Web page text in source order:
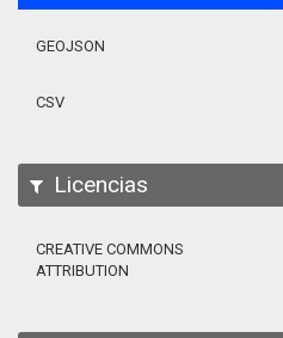
GEOJSON
CSV
Licencias
CREATIVE COMMONS
ATTRIBUTION